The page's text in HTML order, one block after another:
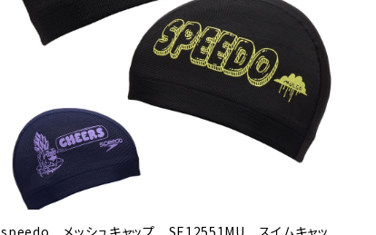
speedo メッシュキャップ SE12551MU スイムキャッ